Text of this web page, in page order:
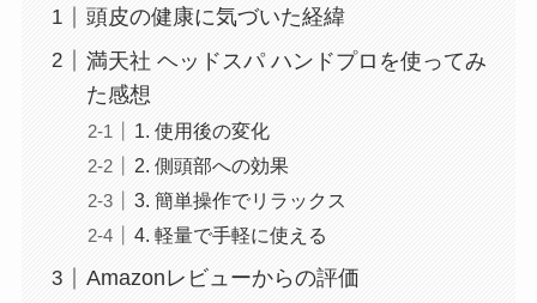
頭皮の健康に気づいた経緯
満天社 ヘッドスパ ハンドプロを使ってみ
た感想
1. 使用後の変化
2. 側頭部への効果
3. 簡単操作でリラックス
4. 軽量で手軽に使える
Amazonレビューからの評価